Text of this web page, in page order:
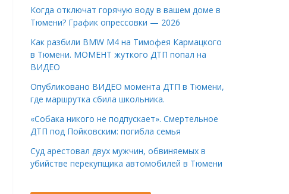
Когда отключат горячую воду в вашем доме в
Тюмени? График опрессовки — 2026
Как разбили BMW M4 на Тимофея Кармацкого
в Тюмени. МОМЕНТ жуткого ДТП попал на
ВИДЕО
Опубликовано ВИДЕО момента ДТП в Тюмени,
где маршрутка сбила школьника.
«Собака никого не подпускает». Смертельное
ДТП под Пойковским: погибла семья
Суд арестовал двух мужчин, обвиняемых в
убийстве перекупщика автомобилей в Тюмени